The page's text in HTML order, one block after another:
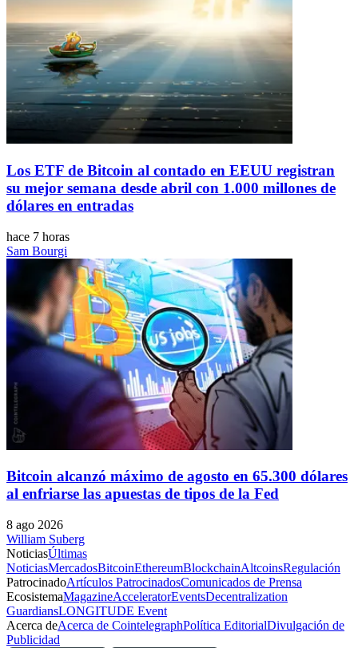
Los ETF de Bitcoin al contado en EEUU registran
su mejor semana desde abril con 1.000 millones de
dólares en entradas
hace 7 horas
Sam Bourgi
Bitcoin alcanzó máximo de agosto en 65.300 dólares
al enfriarse las apuestas de tipos de la Fed
8 ago 2026
William Suberg
NoticiasÚltimas
NoticiasMercadosBitcoinEthereumBlockchainAltcoinsRegulación
PatrocinadoArtículos PatrocinadosComunicados de Prensa
EcosistemaMagazineAcceleratorEventsDecentralization
GuardiansLONGITUDE Event
Acerca deAcerca de CointelegraphPolítica EditorialDivulgación de
Publicidad